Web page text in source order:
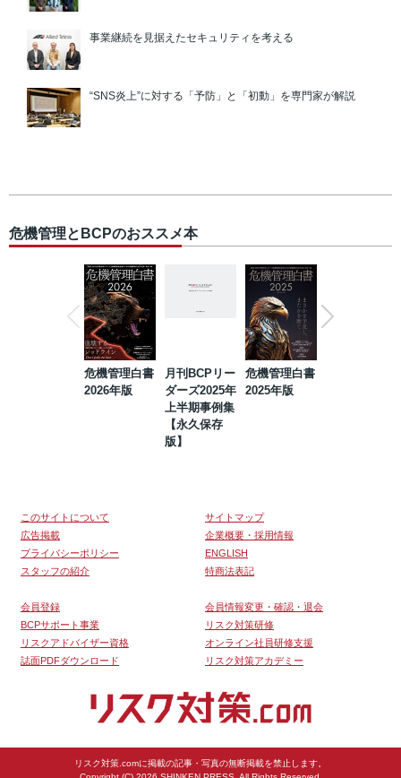
事業継続を見据えたセキュリティを考える
“SNS炎上”に対する「予防」と「初動」を専門家が解説
危機管理とBCPのおススメ本
危機管理白書
2026年版
月刊BCPリー
ダーズ2025年
上半期事例集
【永久保存
版】
危機管理白書
2025年版
このサイトについて
サイトマップ
広告掲載
企業概要・採用情報
プライバシーポリシー
ENGLISH
スタッフの紹介
特商法表記
会員登録
会員情報変更・確認・退会
BCPサポート事業
リスク対策研修
リスクアドバイザー資格
オンライン社員研修支援
誌面PDFダウンロード
リスク対策アカデミー
リスク対策.comに掲載の記事・写真の無断掲載を禁止します。